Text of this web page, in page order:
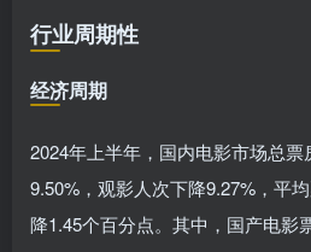
行业周期性
经济周期
2024年上半年，国内电影市场总票
9.50%，观影人次下降9.27%，平
降1.45个百分点。其中，国产电影